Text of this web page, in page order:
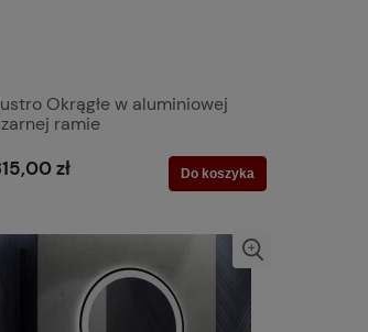
Okrągłe w aluminiowej
ramie
zł Do koszyka